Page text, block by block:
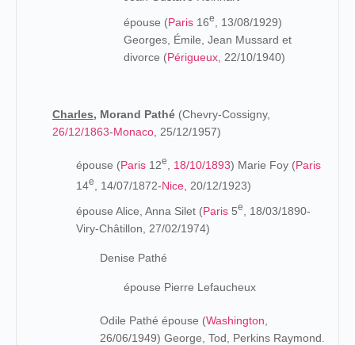
épouse (Paris 16e
, 13/08/1929)
Georges, Émile, Jean Mussard et
divorce (Périgueux , 22/10/1940)
Charles, Morand Pathé (Chevry-Cossigny,
26/12/1863-Monaco , 25/12/1957)
épouse (Paris 12e 18/10/1893) Marie Foy (Paris
14e , 14/07/1872-Nice , 20/12/1923)
épouse Alice, Anna Silet (Paris 5e
, 18/03/1890-
Viry-Châtillon, 27/02/1974)
Denise Pathé
épouse Pierre Lefaucheux
Odile Pathé épouse (Washington
26/06/1949) George, Tod, Perkins Raymond.